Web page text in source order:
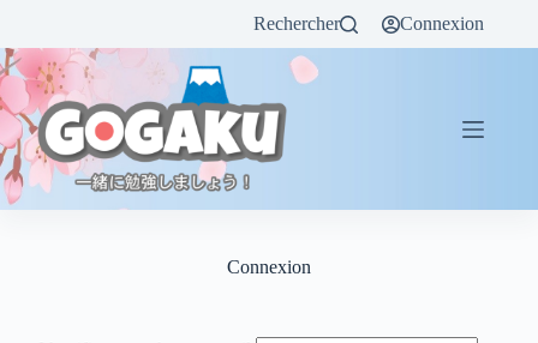
Rechercher Connexion
Connexion